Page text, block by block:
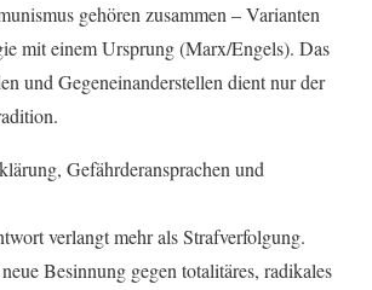
gehören zusammen – Varianten
mit einem Ursprung (Marx/Engels). Das
und Gegeneinanderstellen dient nur der
Gefährderansprachen und
verlangt mehr als Strafverfolgung.
Besinnung gegen totalitäres, radikales